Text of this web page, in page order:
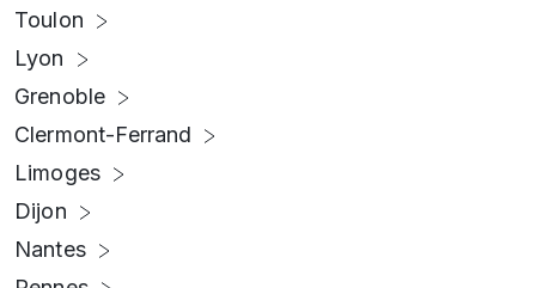
Toulon
Lyon
Grenoble
Clermont-Ferrand
Limoges
Dijon
Nantes